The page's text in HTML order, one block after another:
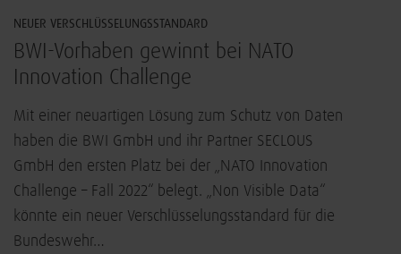
NEUER VERSCHLÜSSELUNGSSTANDARD
BWI-Vorhaben gewinnt bei NATO
Innovation Challenge
Mit einer neuartigen Lösung zum Schutz von Daten
haben die BWI GmbH und ihr Partner SECLOUS
GmbH den ersten Platz bei der „NATO Innovation
Challenge – Fall 2022“ belegt. „Non Visible Data“
könnte ein neuer Verschlüsselungsstandard für die
Bundeswehr…